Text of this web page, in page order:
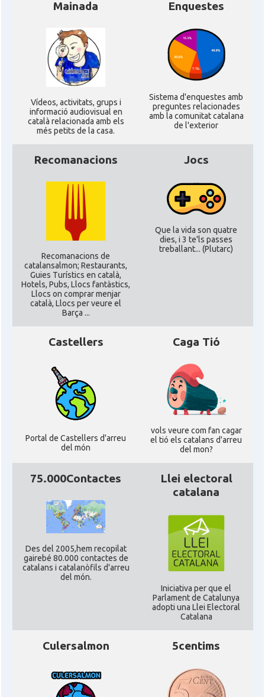
Mainada
Ví­deos, activitats, grups i
informació audiovisual en
català relacionada amb els
més petits de la casa.
Enquestes
Sistema d'enquestes amb
preguntes relacionades
amb la comunitat catalana
de l'exterior
Recomanacions
Recomanacions de
catalansalmon; Restaurants,
Guies Turístics en català,
Hotels, Pubs, Llocs fantàstics,
Llocs on comprar menjar
català, Llocs per veure el
Barça ...
Jocs
Que la vida son quatre
dies, i 3 te'ls passes
treballant... (Plutarc)
Castellers
Portal de Castellers d'arreu
del món
Caga Tió
vols veure com fan cagar
el tió els catalans d'arreu
del mon?
75.000Contactes
Des del 2005,hem recopilat
gairebé 80.000 contactes de
catalans i catalanòfils d'arreu
del món.
Llei electoral
catalana
Iniciativa per que el
Parlament de Catalunya
adopti una Llei Electoral
Catalana
Culersalmon 5centims